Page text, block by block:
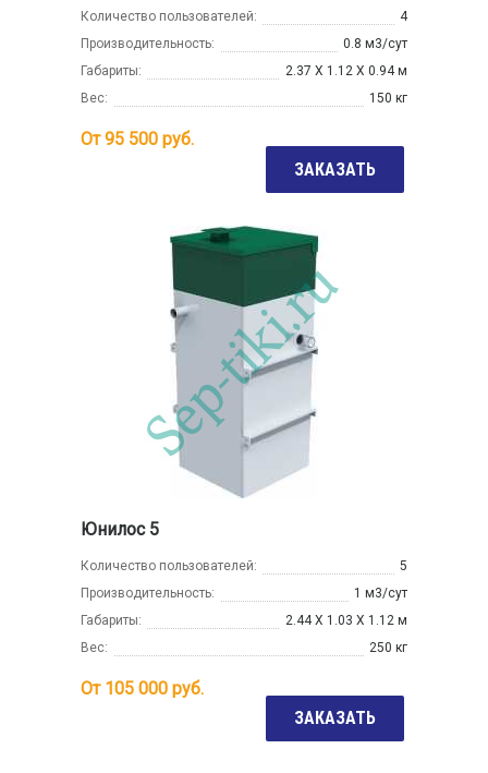
Количество пользователей:
4
Производительность:
0.8 м3/сут
Габариты:
2.37 Х 1.12 Х 0.94 м
Вес:
150 кг
От95 500 руб.
ЗАКАЗАТЬ
Юнилос 5
Количество пользователей:
5
Производительность:
1 м3/сут
Габариты:
2.44 Х 1.03 Х 1.12 м
Вес:
250 кг
От 105 000 руб.
ЗАКАЗАТЬ